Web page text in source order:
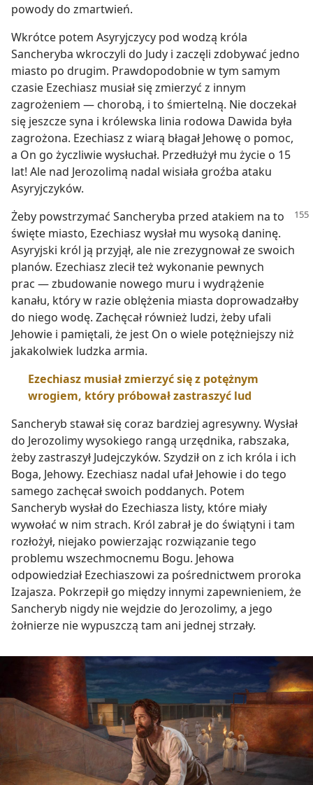
powody do zmartwień.
Wkrótce potem Asyryjczycy pod wodzą króla
Sancheryba wkroczyli do Judy i zaczęli zdobywać jedno
miasto po drugim. Prawdopodobnie w tym samym
czasie Ezechiasz musiał się zmierzyć z innym
zagrożeniem — chorobą, i to śmiertelną. Nie doczekał
się jeszcze syna i królewska linia rodowa Dawida była
zagrożona. Ezechiasz z wiarą błagał Jehowę o pomoc,
a On go życzliwie wysłuchał. Przedłużył mu życie o 15
lat! Ale nad Jerozolimą nadal wisiała groźba ataku
Asyryjczyków.
Żeby powstrzymać Sancheryba przed atakiem na to
święte miasto, Ezechiasz wysłał mu wysoką daninę.
Asyryjski król ją przyjął, ale nie zrezygnował ze swoich
planów. Ezechiasz zlecił też wykonanie pewnych
prac — zbudowanie nowego muru i wydrążenie
kanału, który w razie oblężenia miasta doprowadzałby
do niego wodę. Zachęcał również ludzi, żeby ufali
Jehowie i pamiętali, że jest On o wiele potężniejszy niż
jakakolwiek ludzka armia.
Ezechiasz musiał zmierzyć się z potężnym
wrogiem, który próbował zastraszyć lud
Sancheryb stawał się coraz bardziej agresywny. Wysłał
do Jerozolimy wysokiego rangą urzędnika, rabszaka,
żeby zastraszył Judejczyków. Szydził on z ich króla i ich
Boga, Jehowy. Ezechiasz nadal ufał Jehowie i do tego
samego zachęcał swoich poddanych. Potem
Sancheryb wysłał do Ezechiasza listy, które miały
wywołać w nim strach. Król zabrał je do świątyni i tam
rozłożył, niejako powierzając rozwiązanie tego
problemu wszechmocnemu Bogu. Jehowa
odpowiedział Ezechiaszowi za pośrednictwem proroka
Izajasza. Pokrzepił go między innymi zapewnieniem, że
Sancheryb nigdy nie wejdzie do Jerozolimy, a jego
żołnierze nie wypuszczą tam ani jednej strzały.